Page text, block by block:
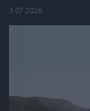
3.07.2026